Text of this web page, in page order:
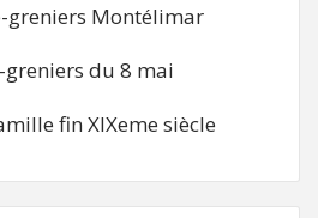
greniers Montélimar
greniers du 8 mai
fin XIXeme siècle